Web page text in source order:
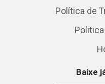
Política de
Baixe